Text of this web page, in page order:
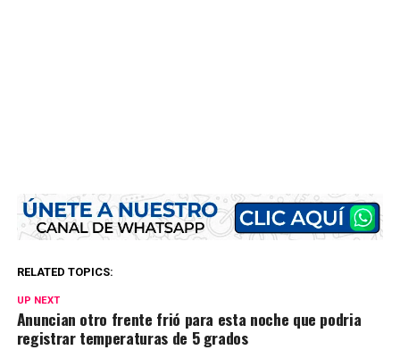
RELATED TOPICS:
UP NEXT
Anuncian otro frente frió para esta noche que podria
registrar temperaturas de 5 grados